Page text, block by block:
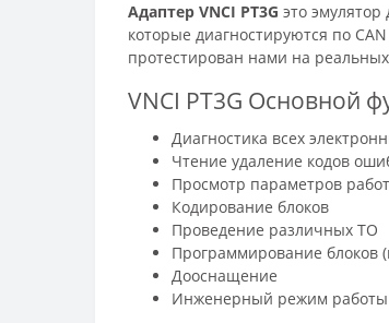
Адаптер VNCI PT3G это
которые диагностируются по
протестирован нами на
VNCI PT3G Основной
Диагностика всех
Чтение удаление кодов
Просмотр параметров
Кодирование блоков
Проведение различных ТО
Программирование блоков
Дооснащение
Инженерный режим работы